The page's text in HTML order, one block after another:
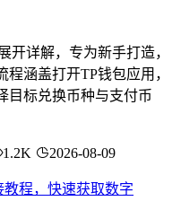
开详解，专为新手打造，
涵盖打开TP钱包应用，
目标兑换币种与支付币
1.2K 2026-08-09